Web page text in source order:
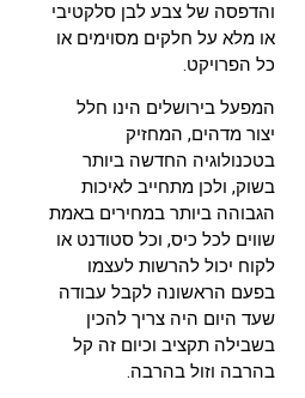
והדפסה של צבע לבן סלקטיבי
או מלא על חלקים מסוימים או
כל הפרויקט.
המפעל בירושלים הינו חלל
יצור מדהים, המחזיק
בטכנולוגיה החדשה ביותר
בשוק, ולכן מתחייב לאיכות
הגבוהה ביותר במחירים באמת
שווים לכל כיס, וכל סטודנט או
לקוח יכול להרשות לעצמו
בפעם הראשונה לקבל עבודה
שעד היום היה צריך להכין
בשבילה תקציב וכיום זה קל
בהרבה וזול בהרבה.